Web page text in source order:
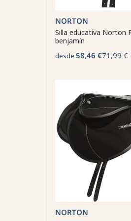
NORTON
Silla educativa Norton
benjamín
desde 58,46 €71,99 €
NORTON